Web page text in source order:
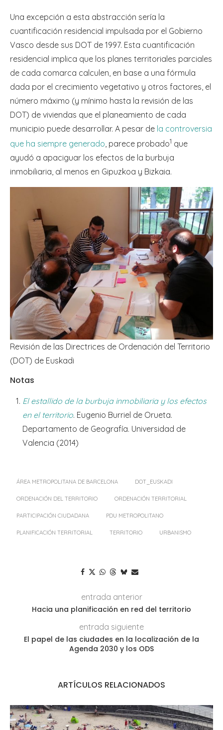
Una excepción a esta abstracción sería la
cuantificación residencial impulsada por el Gobierno
Vasco desde sus DOT de 1997. Esta cuantificación
residencial implica que los planes territoriales parciales
de cada comarca calculen, en base a una fórmula
dada por el crecimiento vegetativo y otros factores, el
número máximo (y mínimo hasta la revisión de las
DOT) de viviendas que el planeamiento de cada
municipio puede desarrollar. A pesar de la controversia
que ha siempre generado, parece probado1 que
ayudó a apaciguar los efectos de la burbuja
inmobiliaria, al menos en Gipuzkoa y Bizkaia.
Revisión de las Directrices de Ordenación del Territorio
(DOT) de Euskadi
Notas
El estallido de la burbuja inmobiliaria y los efectos
en el territorio. Eugenio Burriel de Orueta.
Departamento de Geografía. Universidad de
Valencia (2014)
ÁREA METROPOLITANA DE BARCELONA DOT_EUSKADI
ORDENACIÓN DEL TERRITORIO ORDENACIÓN TERRITORIAL
PARTICIPACIÓN CIUDADANA PDU METROPOLITANO
PLANIFICACIÓN TERRITORIAL TERRITORIO URBANISMO
entrada anterior
Hacia una planificación en red del territorio
entrada siguiente
El papel de las ciudades en la localización de la
Agenda 2030 y los ODS
ARTÍCULOS RELACIONADOS